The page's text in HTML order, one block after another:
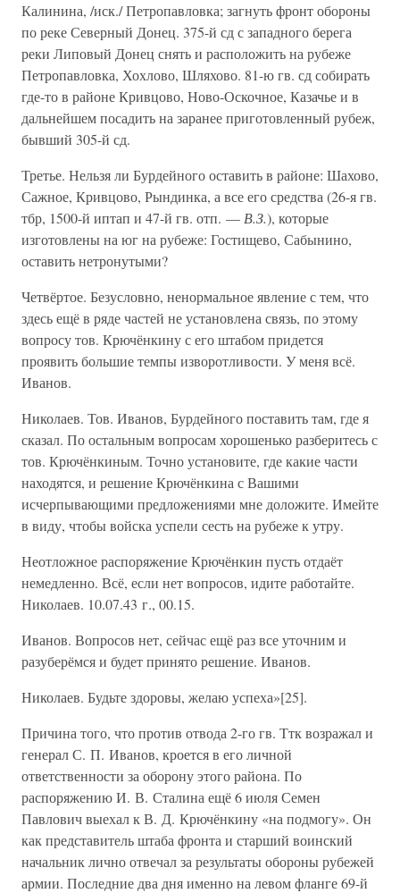
Калинина, /иск./ Петропавловка; загнуть фронт обороны
по реке Северный Донец. 375-й сд с западного берега
реки Липовый Донец снять и расположить на рубеже
Петропавловка, Хохлово, Шляхово. 81-ю гв. сд собирать
где-то в районе Кривцово, Ново-Оскочное, Казачье и в
дальнейшем посадить на заранее приготовленный рубеж,
бывший 305-й сд.
Третье. Нельзя ли Бурдейного оставить в районе: Шахово,
Сажное, Кривцово, Рындинка, а все его средства (26-я гв.
тбр, 1500-й иптап и 47-й гв. отп. — В.З.), которые
изготовлены на юг на рубеже: Гостищево, Сабынино,
оставить нетронутыми?
Четвёртое. Безусловно, ненормальное явление с тем, что
здесь ещё в ряде частей не установлена связь, по этому
вопросу тов. Крючёнкину с его штабом придется
проявить большие темпы изворотливости. У меня всё.
Иванов.
Николаев. Тов. Иванов, Бурдейного поставить там, где я
сказал. По остальным вопросам хорошенько разберитесь с
тов. Крючёнкиным. Точно установите, где какие части
находятся, и решение Крючёнкина с Вашими
исчерпывающими предложениями мне доложите. Имейте
в виду, чтобы войска успели сесть на рубеже к утру.
Неотложное распоряжение Крючёнкин пусть отдаёт
немедленно. Всё, если нет вопросов, идите работайте.
Николаев. 10.07.43 г., 00.15.
Иванов. Вопросов нет, сейчас ещё раз все уточним и
разуберёмся и будет принято решение. Иванов.
Николаев. Будьте здоровы, желаю успеха»[25].
Причина того, что против отвода 2-го гв. Ттк возражал и
генерал С. П. Иванов, кроется в его личной
ответственности за оборону этого района. По
распоряжению И. В. Сталина ещё 6 июля Семен
Павлович выехал к В. Д. Крючёнкину «на подмогу». Он
как представитель штаба фронта и старший воинский
начальник лично отвечал за результаты обороны рубежей
армии. Последние два дня именно на левом фланге 69-й